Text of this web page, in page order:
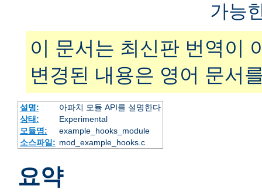
가능
이 문서는 최신판 번역이
변경된 내용은 영어 문서
설명:
아파치 모듈 API를 설명한다
상태:
Experimental
모듈명:
example_hooks_module
소스파일: mod_example_hooks.c
요약